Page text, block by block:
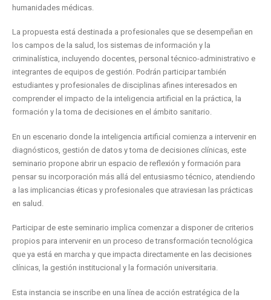
humanidades médicas.
La propuesta está destinada a profesionales que se desempeñan en
los campos de la salud, los sistemas de información y la
criminalística, incluyendo docentes, personal técnico-administrativo e
integrantes de equipos de gestión. Podrán participar también
estudiantes y profesionales de disciplinas afines interesados en
comprender el impacto de la inteligencia artificial en la práctica, la
formación y la toma de decisiones en el ámbito sanitario.
En un escenario donde la inteligencia artificial comienza a intervenir en
diagnósticos, gestión de datos y toma de decisiones clínicas, este
seminario propone abrir un espacio de reflexión y formación para
pensar su incorporación más allá del entusiasmo técnico, atendiendo
a las implicancias éticas y profesionales que atraviesan las prácticas
en salud.
Participar de este seminario implica comenzar a disponer de criterios
propios para intervenir en un proceso de transformación tecnológica
que ya está en marcha y que impacta directamente en las decisiones
clínicas, la gestión institucional y la formación universitaria.
Esta instancia se inscribe en una línea de acción estratégica de la